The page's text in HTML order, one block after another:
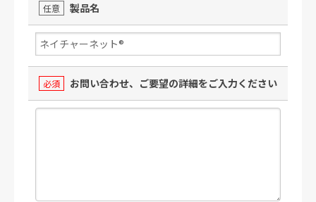
任意 製品名
必須 お問い合わせ、ご要望の詳細をご入力ください